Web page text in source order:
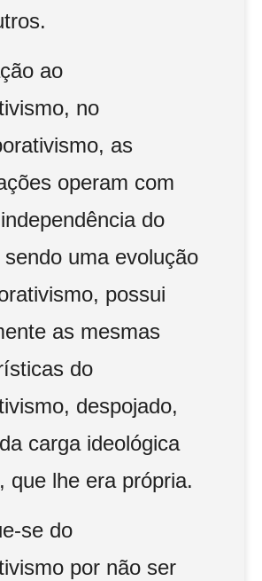
ao
no
as
operam com
do
uma evolução
possui
as mesmas
do
despojado,
carga ideológica
que lhe era própria.
se do
por não ser